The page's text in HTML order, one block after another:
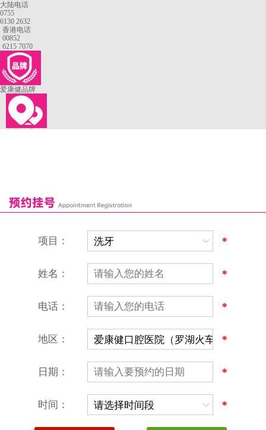
大陆电话
0755
6130 2632
香港电话
00852
6215 7070
爱康健品牌
恒乐口腔诊所
富港口腔诊所
营业时间：9:00-18:00
（节假日照常上班）
微信线上预约：aikangjian1995
微信小程序：爱康健齿科
项目： *
姓名： *
电话： *
地区： *
日期： *
时间： *